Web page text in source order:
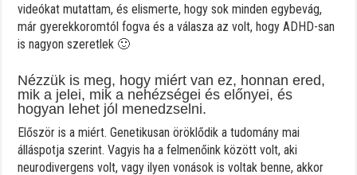
videókat mutattam, és elismerte, hogy sok minden egybevág,
már gyerekkoromtól fogva és a válasza az volt, hogy ADHD-san
is nagyon szeretlek 🙂
Nézzük is meg, hogy miért van ez, honnan ered,
mik a jelei, mik a nehézségei és előnyei, és
hogyan lehet jól menedzselni.
Először is a miért. Genetikusan öröklődik a tudomány mai
álláspotja szerint. Vagyis ha a felmenőink között volt, aki
neurodivergens volt, vagy ilyen vonások is voltak benne, akkor